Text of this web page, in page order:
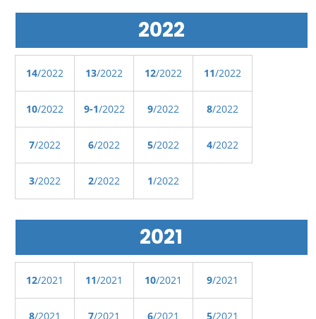
2022
14/2022 13/2022 12/2022 11/2022
10/2022 9-1/2022 9/2022 8/2022
7/2022 6/2022 5/2022 4/2022
3/2022 2/2022 1/2022
2021
12/2021 11/2021 10/2021 9/2021
8/2021 7/2021 6/2021 5/2021